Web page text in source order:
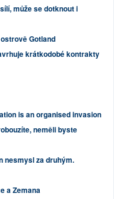
může se dotknout i
Gotland
krátkodobé kontrakty
is an organised invasion
neměli byste
nesmysl za druhým.
a Zemana